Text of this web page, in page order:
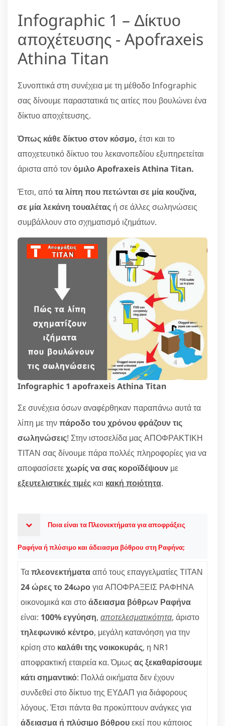
Infographic 1 – Δίκτυο
αποχέτευσης - Apofraxeis
Athina Titan
Συνοπτικά στη συνέχεια με τη μέθοδο Infographic
σας δίνουμε παραστατικά τις αιτίες που βουλώνει ένα
δίκτυο αποχέτευσης.
Όπως κάθε δίκτυο στον κόσμο, έτσι και το
αποχετευτικό δίκτυο του λεκανοπεδίου εξυπηρετείται
άριστα από τονόμιλο Apofraxeis Athina Titan.
Έτσι, απότα λίπη που πετώνται σε μία κουζίνα,
σε μία λεκάνη τουαλέτας ή σε άλλες σωληνώσεις
συμβάλλουν στο σχηματισμό ιζημάτων.
Infographic 1 apofraxeis Athina Titan
Σε συνέχεια όσων αναφέρθηκαν παραπάνω αυτά τα
λίπη με τηνπάροδο του χρόνου φράζουν τις
σωληνώσεις! Στην ιστοσελίδα μας ΑΠΟΦΡΑΚΤΙΚΗ
ΤΙΤΑΝ σας δίνουμε πάρα πολλές πληροφορίες για να
αποφασίσετεχωρίς να σας κοροϊδέψουν με
εξευτελιστικές τιμές και κακή ποιότητα.
Ποια είναι τα Πλεονεκτήματα για αποφράξεις
Ραφήνα ή πλύσιμο και άδειασμα βόθρου στη Ραφήνα;
Ταπλεονεκτήματααπό τους επαγγελματίες ΤΙΤΑΝ
24 ώρες το 24ωρογια ΑΠΟΦΡΑΞΕΙΣ ΡΑΦΗΝΑ
οικονομικά και στοάδειασμα βόθρων Ραφήνα
είναι: 100% εγγύηση, αποτελεσματικότητα, άριστο
τηλεφωνικό κέντρο, μεγάλη κατανόηση για την
κρίση στο καλάθι της νοικοκυράς, η NR1
αποφρακτική εταιρεία κα. Όμως ας ξεκαθαρίσουμε
κάτι σημαντικό: Πολλά οικήματα δεν έχουν
συνδεθεί στο δίκτυο της ΕΥΔΑΠ για διάφορους
λόγους. Έτσι πάντα θα προκύπτουν ανάγκες για
άδειασμα ή πλύσιμο βόθρουεκεί που κάποιος